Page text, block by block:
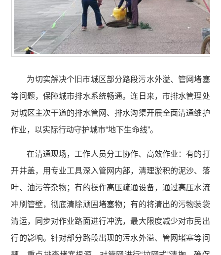
为切实解决个旧市城区部分路段污水外溢、管网堵塞
等问题，保障城市排水系统畅通。连日来，市排水管理处
对城区主次干道的排水管网、排水沟渠开展全面清通维护
作业，以实际行动守护城市“地下生命线”。
在清通现场，工作人员分工协作、高效作业：有的打
开井盖，用专业工具深入管网内部，清理淤积的泥沙、落
叶、油污等杂物；有的操作高压疏通设备，通过高压水流
冲刷管壁，彻底清除顽固堵塞物；有的将清出的污物装袋
清运，同步对作业路面进行冲洗，最大限度减少对市民出
行的影响。针对部分路段出现的污水外溢、管网堵塞等问